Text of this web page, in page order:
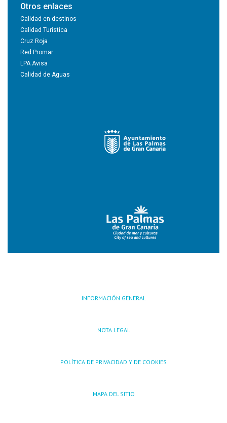
Otros enlaces
Calidad en destinos
Calidad Turística
Cruz Roja
Red Promar
LPA Avisa
Calidad de Aguas
INFORMACIÓN GENERAL
NOTA LEGAL
POLÍTICA DE PRIVACIDAD Y DE COOKIES
MAPA DEL SITIO